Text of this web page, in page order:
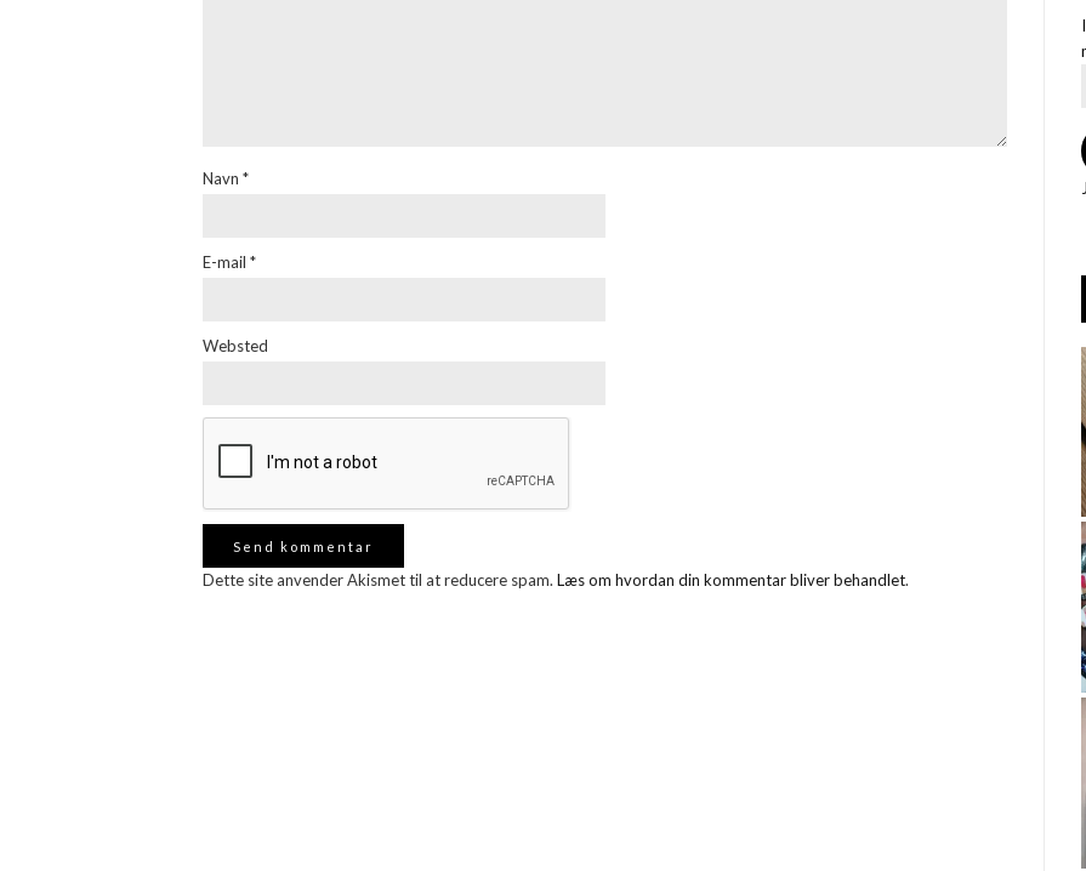
Navn *
E-mail *
Websted
Dette site anvender Akismet til at reducere spam. Læs om hvordan din kommentar bliver behandlet.